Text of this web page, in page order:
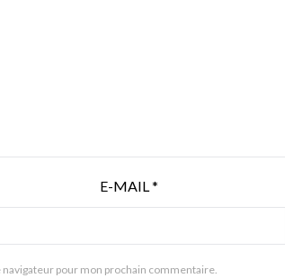
E-MAIL*
pour mon prochain commentaire.